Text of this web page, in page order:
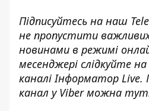
Підписуйтесь на наш
не пропустити
новинами в режимі
месенджері слідкуйте
каналіІнформатор Live.
канал у Viber можна тут